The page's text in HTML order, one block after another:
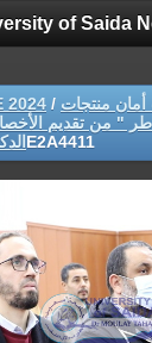
of Saida
2024 / منتجات
" من تقديم
6E2A4411